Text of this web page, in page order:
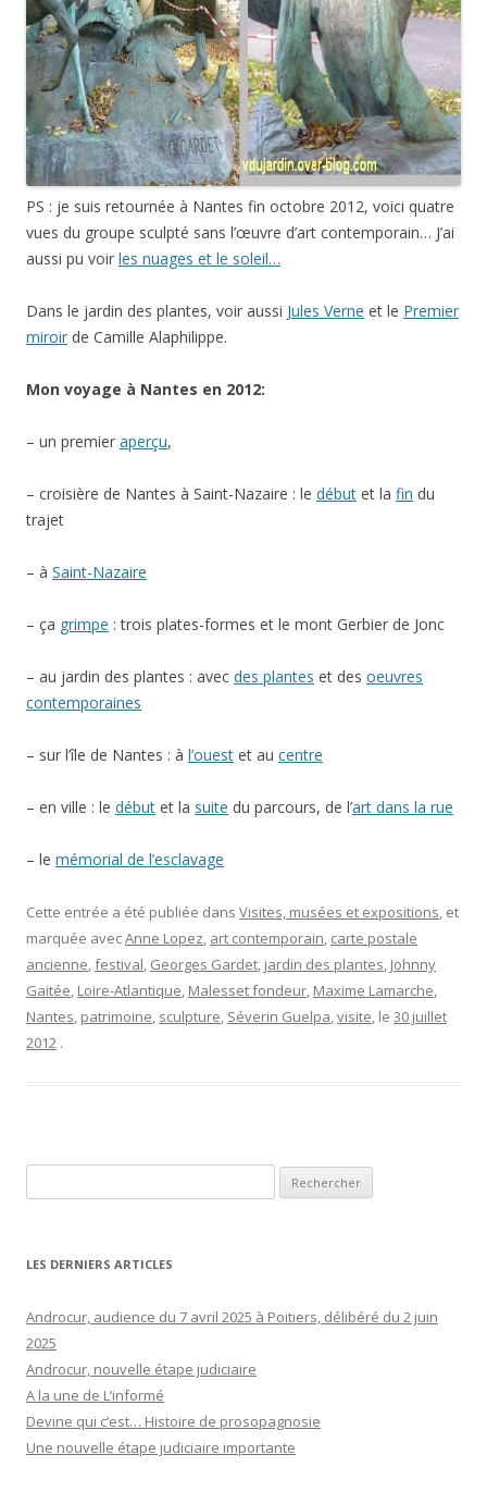
PS : je suis retournée à Nantes fin octobre 2012, voici quatre
vues du groupe sculpté sans l’œuvre d’art contemporain… J’ai
aussi pu voir les nuages et le soleil…
Dans le jardin des plantes, voir aussi Jules Verne et le Premier
miroir de Camille Alaphilippe.
Mon voyage à Nantes en 2012:
– un premier aperçu,
– croisière de Nantes à Saint-Nazaire : le début et la fin du
trajet
– à Saint-Nazaire
– ça grimpe : trois plates-formes et le mont Gerbier de Jonc
– au jardin des plantes : avec des plantes et des oeuvres
contemporaines
– sur l’île de Nantes : à l’ouest et au centre
– en ville : le début et la suite du parcours, de l’art dans la rue
– le mémorial de l’esclavage
Cette entrée a été publiée dans Visites, musées et expositions, et
marquée avecAnne Lopez, art contemporain, carte postale
ancienne,festival, Georges Gardet, jardin des plantes, Johnny
Gaitée, Loire-Atlantique, Malesset fondeur, Maxime Lamarche,
Nantes, patrimoine, sculpture, Séverin Guelpa,visite, le 30 juillet
2012 .
LES DERNIERS ARTICLES
Androcur, audience du 7 avril 2025 à Poitiers, délibéré du 2 juin
2025
Androcur, nouvelle étape judiciaire
A la une de L’informé
Devine qui c’est… Histoire de prosopagnosie
Une nouvelle étape judiciaire importante